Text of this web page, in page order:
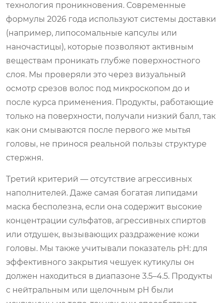
технология проникновения. Современные
формулы 2026 года используют системы доставки
(например, липосомальные капсулы или
наночастицы), которые позволяют активным
веществам проникать глубже поверхностного
слоя. Мы проверяли это через визуальный
осмотр срезов волос под микроскопом до и
после курса применения. Продукты, работающие
только на поверхности, получали низкий балл, так
как они смываются после первого же мытья
головы, не принося реальной пользы структуре
стержня.
Третий критерий — отсутствие агрессивных
наполнителей. Даже самая богатая липидами
маска бесполезна, если она содержит высокие
концентрации сульфатов, агрессивных спиртов
или отдушек, вызывающих раздражение кожи
головы. Мы также учитывали показатель pH: для
эффективного закрытия чешуек кутикулы он
должен находиться в диапазоне 3.5–4.5. Продукты
с нейтральным или щелочным pH были